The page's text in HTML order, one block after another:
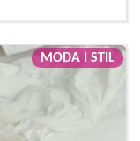
MODA I STIL